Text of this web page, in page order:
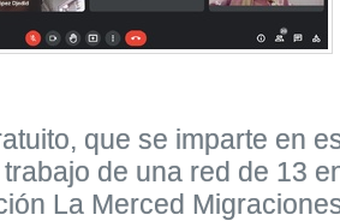
que se imparte en
de una red de 13
La Merced